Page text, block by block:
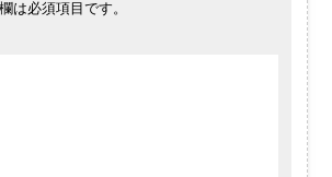
は必須項目です。